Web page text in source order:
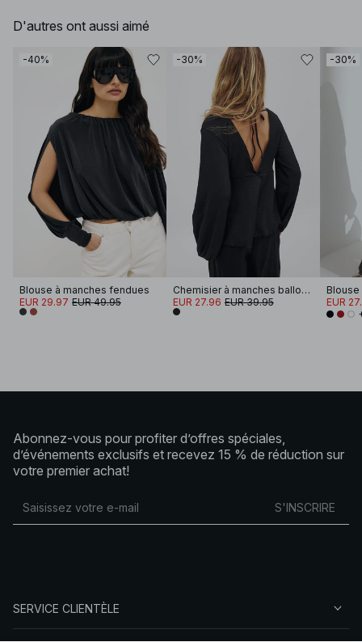
D'autres ont aussi aimé
-40%
Blouse à manches fendues
EUR 29.97 EUR 49.95
-30%
Chemisier à manches ballon et dos ouvert
EUR 27.96 EUR 39.95
-30%
EUR
Abonnez-vous pour profiter d’offres spéciales,
d’événements exclusifs et recevez 15 % de réduction sur
votre premier achat!
S'INSCRIRE
SERVICE CLIENTÈLE